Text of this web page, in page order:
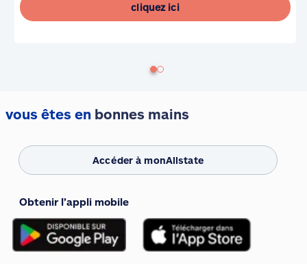
cliquez ici
vous êtes en bonnes mains
Accéder à monAllstate
Obtenir l’appli mobile